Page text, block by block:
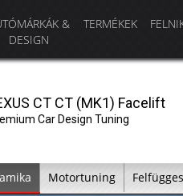
&
DESIGN
TERMÉKEK
CT CT (MK1) Facelift
Car Design Tuning
Motortuning